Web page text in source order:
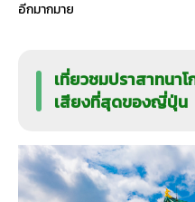
อีกมากมาย
เที่ยวชมปราสาทนา
เสียงที่สุดของญี่ปุ่น